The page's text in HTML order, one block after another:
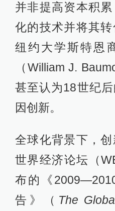
并非提高资本积
化的技术并将其转
纽约大学斯特恩
（William J.
甚至认为18世纪
因创新。
全球化背景下，创
世界经济论坛（
布的《
告》（ The